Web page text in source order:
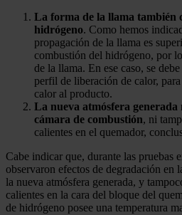
La forma de la llama también
hidrógeno. Como hemos
propagación de la llama es
combustión del hidrógeno, por
de la llama. En ese caso, se
perfil de liberación de calor,
calor al producto.
La nueva atmósfera generada
cámara de combustión, ni
calientes en el quemador,
Cabe indicar que, durante las pruebas
observaron efectos de degradación en
la nueva atmósfera generada, y
calientes en la cara del bloque del
de hidrógeno posee una temperatura